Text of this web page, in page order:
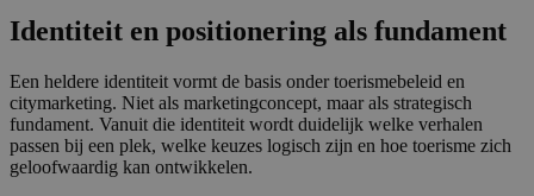
Identiteit en positionering als fundament
Een heldere identiteit vormt de basis onder toerismebeleid en
citymarketing. Niet als marketingconcept, maar als strategisch
fundament. Vanuit die identiteit wordt duidelijk welke verhalen
passen bij een plek, welke keuzes logisch zijn en hoe toerisme zich
geloofwaardig kan ontwikkelen.